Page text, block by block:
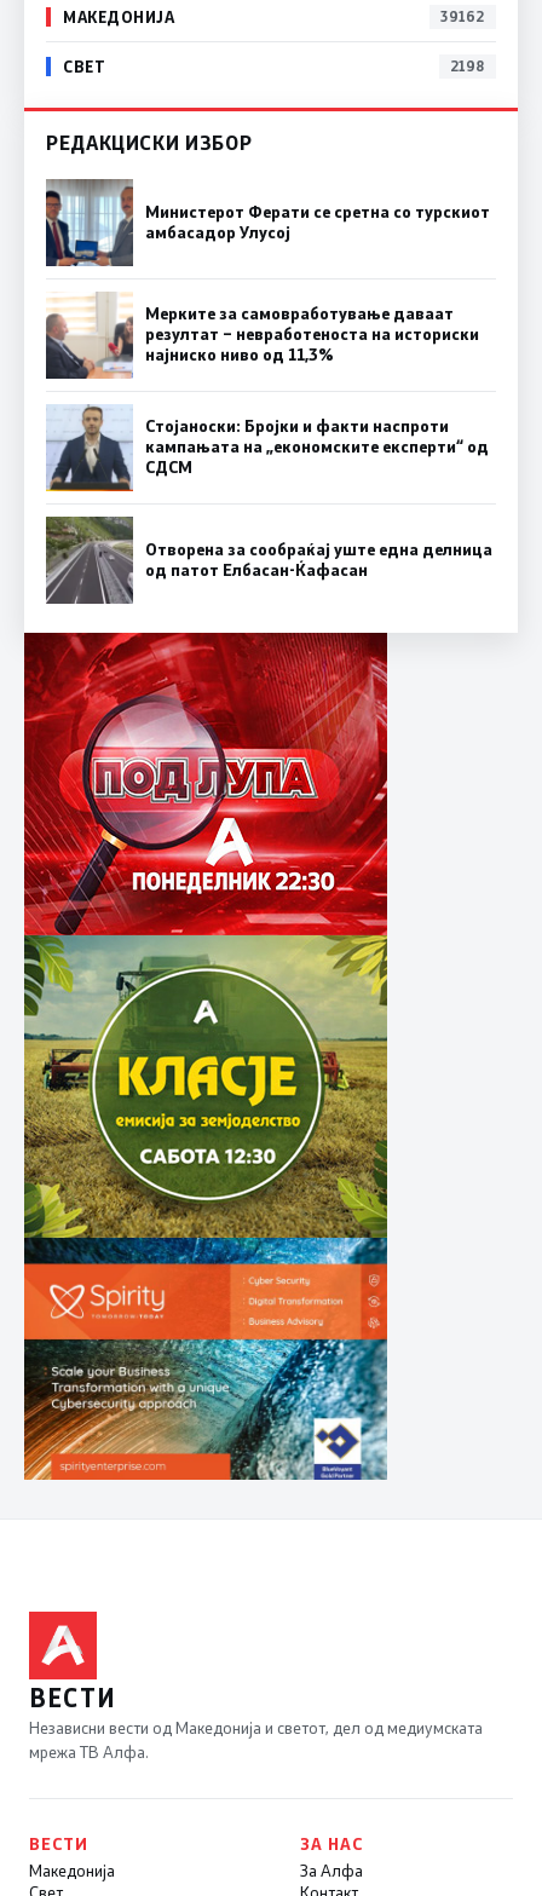
МАКЕДОНИЈА 39162
СВЕТ 2198
РЕДАКЦИСКИ ИЗБОР
Министерот Ферати се сретна со турскиот
амбасадор Улусој
Мерките за самовработување даваат
резултат – невработеноста на историски
најниско ниво од 11,3%
Стојаноски: Бројки и факти наспроти
кампањата на „економските експерти“ од
СДСM
Отворена за сообраќај уште една делница
од патот Елбасан-Ќафасан
ВЕСТИ
Независни вести од Македонија и светот, дел од медиумската
мрежа ТВ Алфа.
ВЕСТИ
Македонија
ЗА НАС
За Алфа